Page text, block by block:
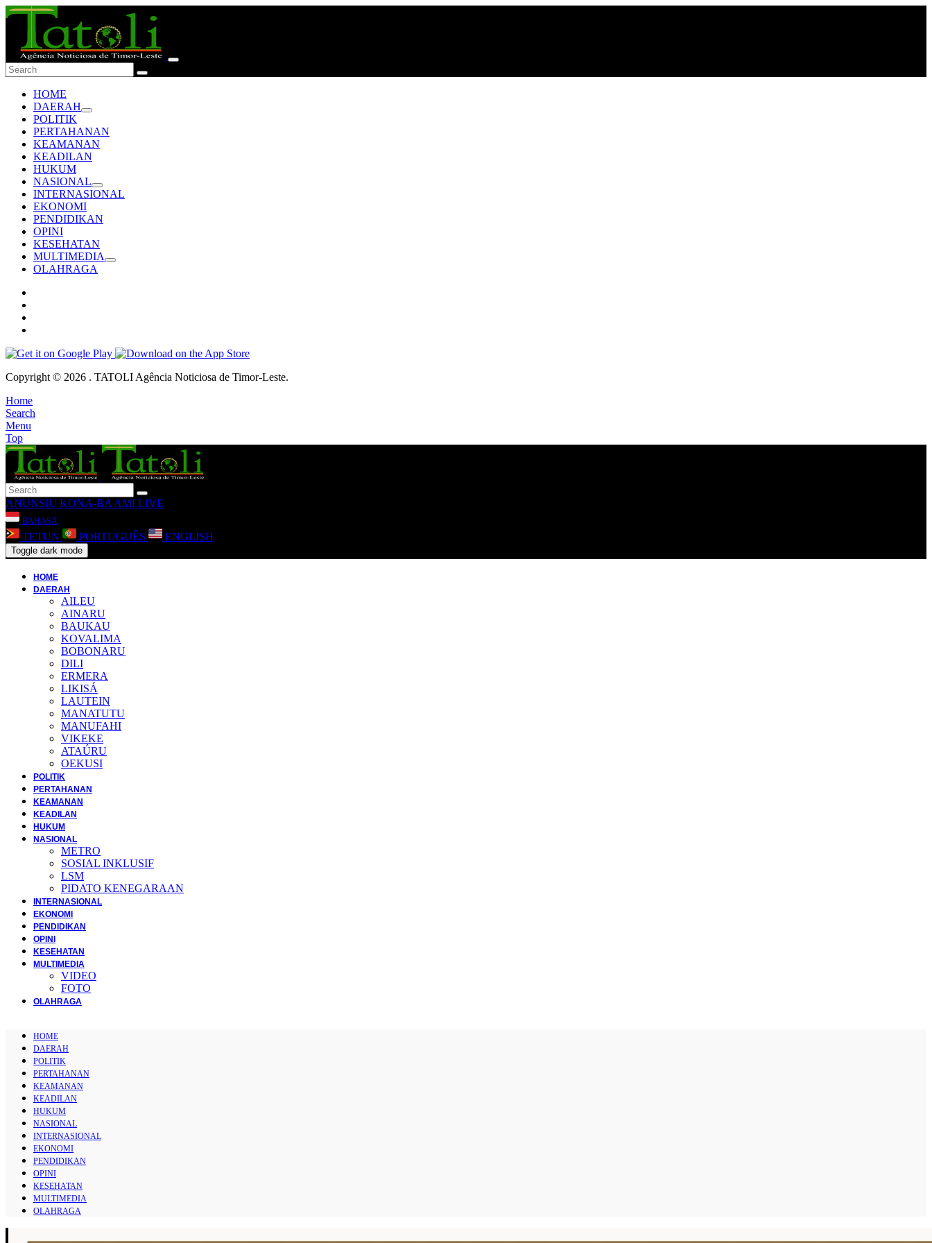
HOME
DAERAH
POLITIK
PERTAHANAN
KEAMANAN
KEADILAN
HUKUM
NASIONAL
INTERNASIONAL
EKONOMI
PENDIDIKAN
OPINI
KESEHATAN
MULTIMEDIA
OLAHRAGA
Copyright © 2026 . TATOLI Agência Noticiosa de Timor-Leste.
Home
Search
Menu
Top
ANUNSIU KONA-BA AMI LIVE
BAHASA
TETUN PORTUGUÊS ENGLISH
Toggle dark mode
HOME
DAERAH
AILEU
AINARU
BAUKAU
KOVALIMA
BOBONARU
DILI
ERMERA
LIKISÁ
LAUTEIN
MANATUTU
MANUFAHI
VIKEKE
ATAÚRU
OEKUSI
POLITIK
PERTAHANAN
KEAMANAN
KEADILAN
HUKUM
NASIONAL
METRO
SOSIAL INKLUSIF
LSM
PIDATO KENEGARAAN
INTERNASIONAL
EKONOMI
PENDIDIKAN
OPINI
KESEHATAN
MULTIMEDIA
VIDEO
FOTO
OLAHRAGA
HOME
DAERAH
POLITIK
PERTAHANAN
KEAMANAN
KEADILAN
HUKUM
NASIONAL
INTERNASIONAL
EKONOMI
PENDIDIKAN
OPINI
KESEHATAN
MULTIMEDIA
OLAHRAGA